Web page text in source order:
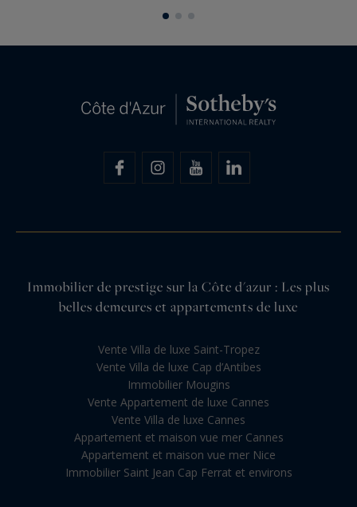
Immobilier de prestige sur la Côte d'azur : Les plus
belles demeures et appartements de luxe
Vente Villa de luxe Saint-Tropez
Vente Villa de luxe Cap d’Antibes
Immobilier Mougins
Vente Appartement de luxe Cannes
Vente Villa de luxe Cannes
Appartement et maison vue mer Cannes
Appartement et maison vue mer Nice
Immobilier Saint Jean Cap Ferrat et environs